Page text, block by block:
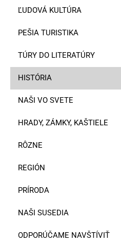
ĽUDOVÁ KULTÚRA
PEŠIA TURISTIKA
TÚRY DO LITERATÚRY
HISTÓRIA
NAŠI VO SVETE
HRADY, ZÁMKY, KAŠTIELE
RÔZNE
REGIÓN
PRÍRODA
NAŠI SUSEDIA
ODPORÚČAME NAVŠTÍVIŤ